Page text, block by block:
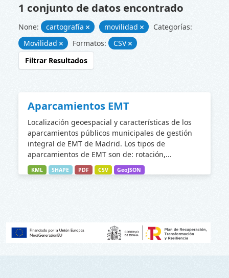
1 conjunto de datos encontrado
None: cartografía movilidad
Categorías:
Movilidad
Formatos:
CSV
Filtrar Resultados
Aparcamientos EMT
Localización geoespacial y características de los
aparcamientos públicos municipales de gestión
integral de EMT de Madrid. Los tipos de
aparcamientos de EMT son de: rotación,...
KML SHAPE PDF CSV GeoJSON